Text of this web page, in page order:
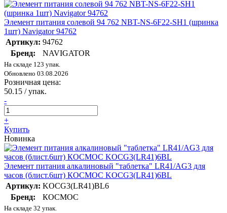
Элемент питания солевой 94 762 NBT-NS-6F22-SH1 (шринка
1шт) Navigator 94762
Артикул: 94762
Бренд:
NAVIGATOR
На складе 123 упак.
Обновлено 03.08.2026
Розничная цена:
50.15 / упак.
-
+
Купить
Новинка
Элемент питания алкалиновый "таблетка" LR41/AG3 для
часов (блист.6шт) КОСМОС KOCG3(LR41)6BL
Артикул: KOCG3(LR41)BL6
Бренд:
КОСМОС
На складе 32 упак.